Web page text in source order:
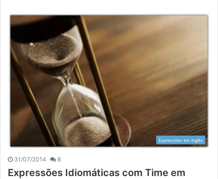
Expressões em Inglês
31/07/2014 8
Expressões Idiomáticas com Time em